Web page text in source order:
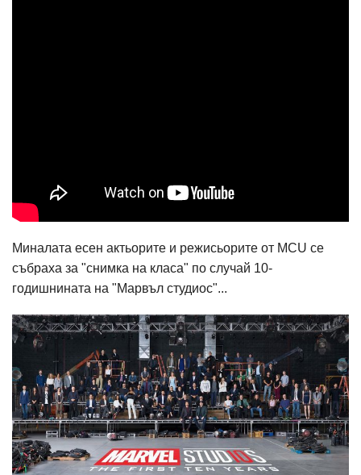
Миналата есен актьорите и режисьорите от MCU се
събраха за "снимка на класа" по случай 10-
годишнината на "Марвъл студиос"...